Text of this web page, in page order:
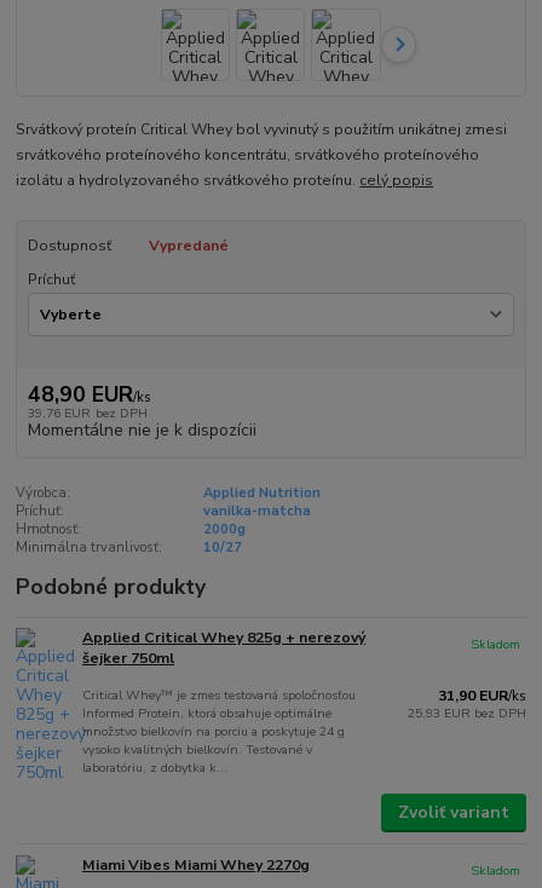
Srvátkový proteín Critical Whey bol vyvinutý s použitím unikátnej zmesi
srvátkového proteínového koncentrátu, srvátkového proteínového
izolátu a hydrolyzovaného srvátkového proteínu. celý popis
Dostupnosť
Vypredané
Príchuť
48,90 EUR/ks
39,76 EUR bez DPH
Momentálne nie je k dispozícii
Výrobca:
Applied Nutrition
Príchuť:
vanilka-matcha
Hmotnosť:
2000g
Minimálna trvanlivosť:
10/27
Podobné produkty
Applied Critical Whey 825g + nerezový
šejker 750ml
Critical Whey™ je zmes testovaná spoločnosťou
Informed Protein, ktorá obsahuje optimálne
množstvo bielkovín na porciu a poskytuje 24 g
vysoko kvalitných bielkovín. Testované v
laboratóriu, z dobytka k...
31,90 EUR/ks
25,93 EUR bez DPH
Skladom
Zvoliť variant
Miami Vibes Miami Whey 2270g Skladom